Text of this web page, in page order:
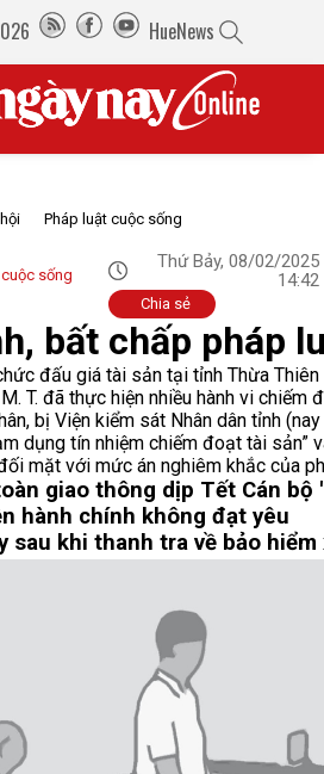
HueNews
Pháp luật cuộc sống
sống
Thứ Bảy, 08/02/2025
14:42
Chia sẻ
bất chấp pháp
đấu giá tài sản tại tỉnh Thừa Thiên
T. đã thực hiện nhiều hành vi chiếm
bị Viện kiểm sát Nhân dân tỉnh
dụng tín nhiệm chiếm đoạt tài sản”
mặt với mức án nghiêm khắc của
giao thông dịp Tết Cán bộ
hành chính không đạt yêu
sau khi thanh tra về bảo hiểm